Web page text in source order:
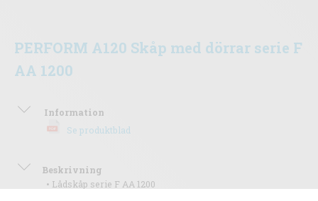
PERFORM A120 Skåp med dörrar serie F
AA 1200
Information
Se produktblad
Beskrivning
• Lådskåp serie F AA 1200